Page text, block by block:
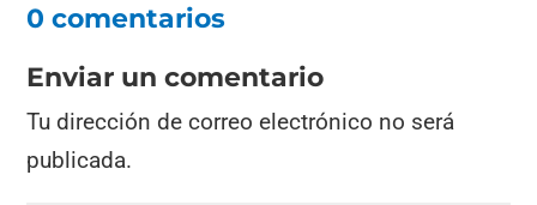
0 comentarios
Enviar un comentario
Tu dirección de correo electrónico no será
publicada.